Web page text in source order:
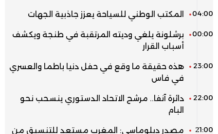
04:00 المكتب الوطني للسياحة يعزز جاذبية الجهات
00:00
برشلونة يلغي وديته المرتقبة في طنجة ويكشف
أسباب القرار
23:00
هذه حقيقة ما وقع في حفل دنيا باطما والعسري
في فاس
22:00
دائرة آنفا.. مرشح الاتحاد الدستوري ينسحب نحو
البام
21:00
مصدر دبلوماسي: المغرب مستعد للتنسيق من